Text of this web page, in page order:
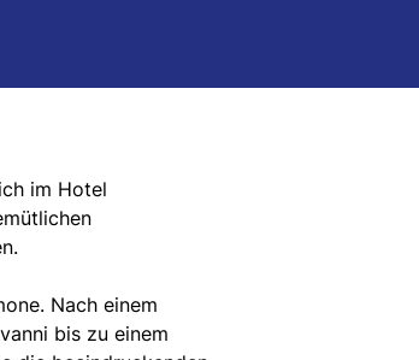
im Hotel
Nach einem
bis zu einem